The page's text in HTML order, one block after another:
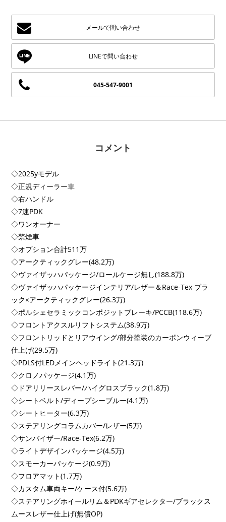
メールで問い合わせ
045-547-9001
コメント
◇2025yモデル
◇正規ディーラー車
◇右ハンドル
◇7速PDK
◇ワンオーナー
◇禁煙車
◇オプション合計511万
◇アークティックグレー(48.2万)
◇ヴァイザッハパッケージ/ロールケージ無し(188.8万)
◇ヴァイザッハパッケージインテリア/レザー＆Race-Tex ブラ
ック×アークティックグレー(26.3万)
◇ポルシェセラミックコンポジットブレーキ/PCCB(118.6万)
◇フロントアクスルリフトシステム(38.9万)
◇フロントリッドとリアウイング/部分塗装のカーボンウィーブ
仕上げ(29.5万)
◇PDLS付LEDメインヘッドライト(21.3万)
◇クロノパッケージ(4.1万)
◇ドアリリースレバー/ハイグロスブラック(1.8万)
◇シートベルト/ディープシーブルー(4.1万)
◇シートヒーター(6.3万)
◇ステアリングコラムカバー/レザー(5万)
◇サンバイザー/Race-Tex(6.2万)
◇ライトデザインパッケージ(4.5万)
◇スモーカーパッケージ(0.9万)
◇フロアマット(1.7万)
◇カスタム車両キー/ケース付(5.6万)
◇ステアリングホイールリム＆PDKギアセレクター/ブラックス
ムースレザー仕上げ(無償OP)